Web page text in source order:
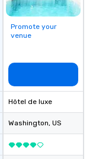
Promote your
venue
Hôtel de luxe
Washington, US